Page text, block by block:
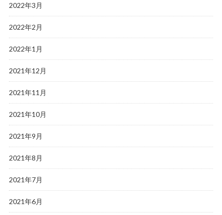
2022年3月
2022年2月
2022年1月
2021年12月
2021年11月
2021年10月
2021年9月
2021年8月
2021年7月
2021年6月